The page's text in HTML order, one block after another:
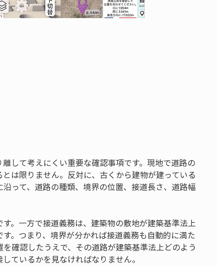
して考えにくい重要な確認事項です。現地で道路の
は限りません。反対に、古くから建物が建っている
って、道路の種類、境界の位置、接道長さ、道路幅
。一方で接道義務は、建築物の敷地が建築基準法上
。つまり、境界が分かれば接道義務も自動的に満た
確認したうえで、その道路が建築基準法上どのよう
ているかを見なければなりません。